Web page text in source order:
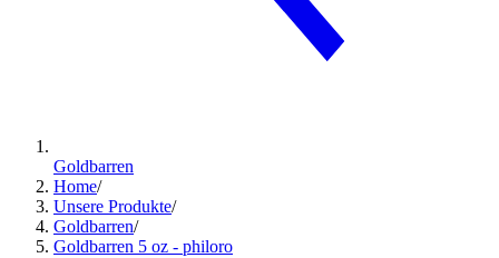
Goldbarren
Home/
Unsere Produkte/
Goldbarren/
Goldbarren 5 oz - philoro